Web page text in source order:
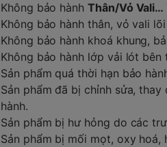
Không bảo hànhThân/Vỏ Vali…
Không bảo hành thân, vỏ vali
Không bảo hành khoá khung,
Không bảo hành lớp vải lót
Sản phẩm quá thời hạn bảo
Sản phẩm đã bị chỉnh sửa,
hành.
Sản phẩm bị hư hỏng do các
Sản phẩm bị mối mọt, oxy